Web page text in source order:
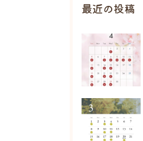
最近の投稿